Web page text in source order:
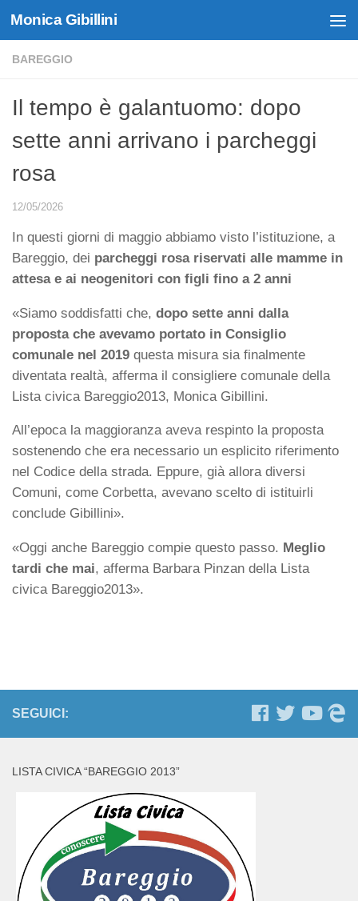
Skip to content
Monica Gibillini
BAREGGIO
Il tempo è galantuomo: dopo
sette anni arrivano i parcheggi
rosa
12/05/2026
In questi giorni di maggio abbiamo visto l’istituzione, a
Bareggio, dei parcheggi rosa riservati alle mamme in
attesa e ai neogenitori con figli fino a 2 anni
«Siamo soddisfatti che, dopo sette anni dalla
proposta che avevamo portato in Consiglio
comunale nel 2019 questa misura sia finalmente
diventata realtà, afferma il consigliere comunale della
Lista civica Bareggio2013, Monica Gibillini.
All’epoca la maggioranza aveva respinto la proposta
sostenendo che era necessario un esplicito riferimento
nel Codice della strada. Eppure, già allora diversi
Comuni, come Corbetta, avevano scelto di istituirli
conclude Gibillini».
«Oggi anche Bareggio compie questo passo. Meglio
tardi che mai, afferma Barbara Pinzan della Lista
civica Bareggio2013».
SEGUICI:
LISTA CIVICA “BAREGGIO 2013”